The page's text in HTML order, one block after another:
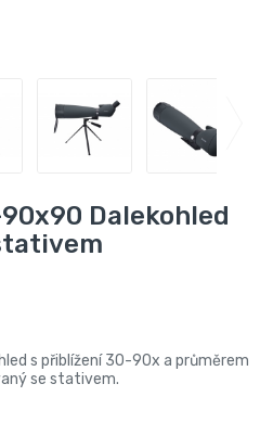
Dalekohled
s přiblížení 30-90x a průměrem
se stativem.